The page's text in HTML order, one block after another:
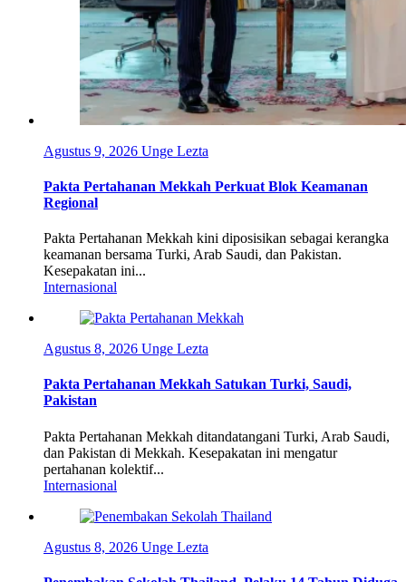
Agustus 9, 2026 Unge Lezta
Pakta Pertahanan Mekkah Perkuat Blok Keamanan
Regional
Pakta Pertahanan Mekkah kini diposisikan sebagai kerangka
keamanan bersama Turki, Arab Saudi, dan Pakistan.
Kesepakatan ini...
Internasional
Agustus 8, 2026 Unge Lezta
Pakta Pertahanan Mekkah Satukan Turki, Saudi,
Pakistan
Pakta Pertahanan Mekkah ditandatangani Turki, Arab Saudi,
dan Pakistan di Mekkah. Kesepakatan ini mengatur
pertahanan kolektif...
Internasional
Agustus 8, 2026 Unge Lezta